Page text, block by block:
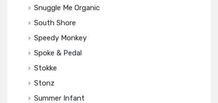
Snuggle Me Organic
South Shore
Speedy Monkey
Spoke & Pedal
Stokke
Stonz
Summer Infant